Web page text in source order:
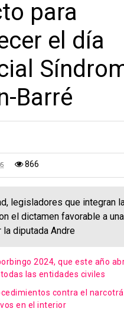
para
el día
Barré
866
legisladores que integran
el dictamen favorable a
la diputada Andre
2024, que este año
las entidades civiles
contra el
en el interior